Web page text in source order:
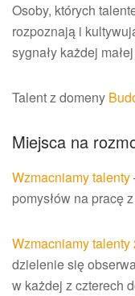
Osoby, których
rozpoznają i
sygnały każdej
Talent z domeny
Miejsca na
Wzmacniamy talenty
pomysłów na pracę
Wzmacniamy talenty
dzielenie się
w każdej z czterech